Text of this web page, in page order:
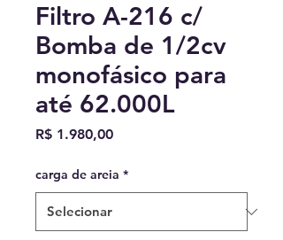
Filtro A-216 c/
Bomba de 1/2cv
monofásico para
até 62.000L
R$ 1.980,00Preço
carga de areia *